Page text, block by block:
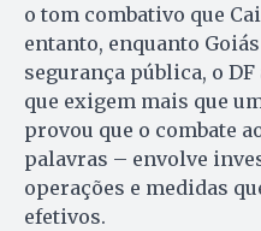
o tom combativo que
entanto, enquanto
segurança pública, o
que exigem mais que
provou que o combate
palavras – envolve
operações e medidas
efetivos.